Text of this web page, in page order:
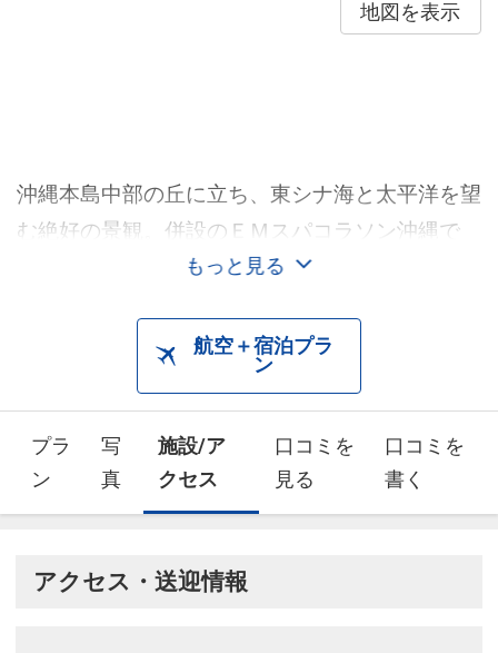
地図を表示
もっと見る
沖縄本島中部の丘に立ち、東シナ海と太平洋を望
む絶好の景観。併設のＥＭスパコラソン沖縄で
は、温浴やサウナ岩盤浴エステなどのメニューを
航空＋宿泊プラ
ン
プラ
ン
写
真
施設/ア
クセス
口コミを
見る
口コミを
書く
アクセス・送迎情報